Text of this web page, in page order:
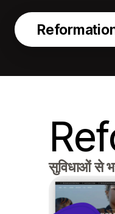
सुविधाओं से